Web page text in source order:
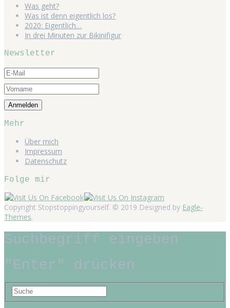
Was geht?
Was ist denn eigentlich los?
2020: Eigentlich…
In drei Minuten zur Bikinifigur
Newsletter
Mehr
Über mich
Impressum
Datenschutz
Folge mir
Copyright Stopstoppingyourself. © 2019 Designed by Eagle-
Themes.
Suchbegriff eingeben
"Enter" drücken